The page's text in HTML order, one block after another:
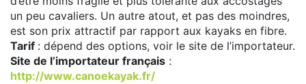
un peu cavaliers. Un autre atout, et pas des moindres,
est son prix attractif par rapport aux kayaks en fibre.
Tarif : dépend des options, voir le site de l’importateur.
Site de l’importateur français :
http://www.canoekayak.fr/